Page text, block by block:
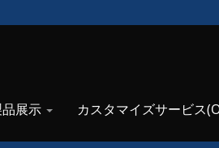
展示 カスタマイズサービス